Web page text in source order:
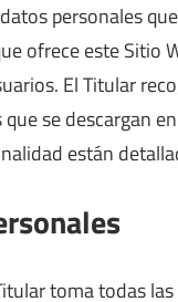
personales
ofrece este Sitio
El Titular
se descargan
están
toma todas